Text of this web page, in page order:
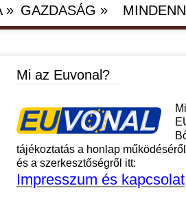
» GAZDASÁG »
Mi az Euvonal?
tájékoztatás a honlap
és a szerkesztőségről itt:
Impresszum és kapcsolat